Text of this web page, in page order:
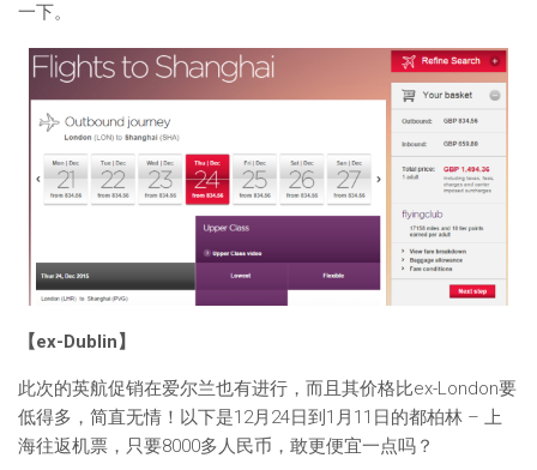
一下。
【ex-Dublin】
此次的英航促销在爱尔兰也有进行，而且其价格比ex-London要
低得多，简直无情！以下是12月24日到1月11日的都柏林 – 上
海往返机票，只要8000多人民币，敢更便宜一点吗？